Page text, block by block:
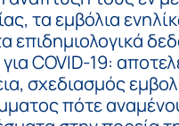
τα εμβόλια
επιδημιολογικά
COVID-19:
σχεδιασμός
πότε